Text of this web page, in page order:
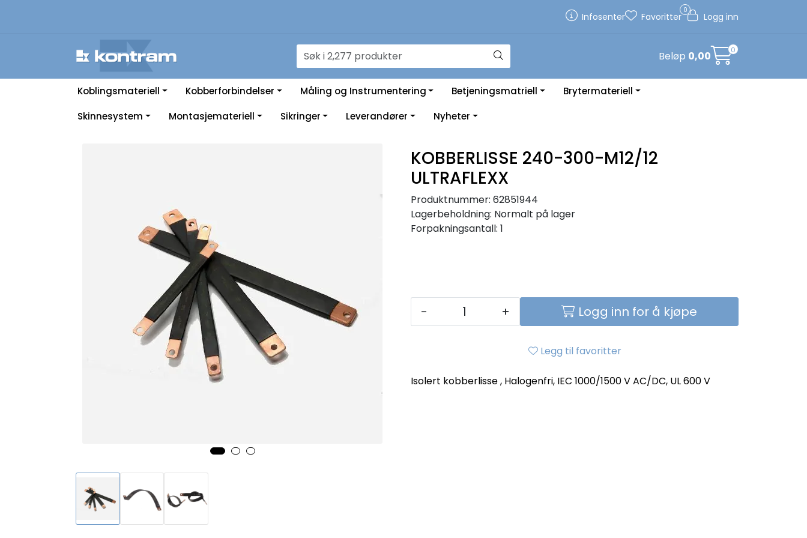
Infosenter
0
Favoritter Logg inn
Beløp 0,00 0
Koblingsmateriell Kobberforbindelser Måling og Instrumentering Betjeningsmatriell
Brytermateriell
Skinnesystem
Montasjemateriell Sikringer Leverandører Nyheter
KOBBERLISSE 240-300-M12/12
ULTRAFLEXX
Produktnummer: 62851944
Lagerbeholdning: Normalt på lager
Forpakningsantall: 1
- + Logg inn for å kjøpe
Legg til favoritter
Isolert kobberlisse , Halogenfri, IEC 1000/1500 V AC/DC, UL 600 V